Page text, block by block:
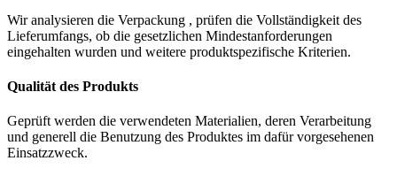
Wir analysieren die Verpackung , prüfen die Vollständigkeit des
Lieferumfangs, ob die gesetzlichen Mindestanforderungen
eingehalten wurden und weitere produktspezifische Kriterien.
Qualität des Produkts
Geprüft werden die verwendeten Materialien, deren Verarbeitung
und generell die Benutzung des Produktes im dafür vorgesehenen
Einsatzzweck.